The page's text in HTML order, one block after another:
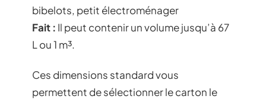
bibelots, petit électroménager
Fait : Il peut contenir un volume jusqu’à 67
L ou 1 m³.
Ces dimensions standard vous
permettent de sélectionner le carton le